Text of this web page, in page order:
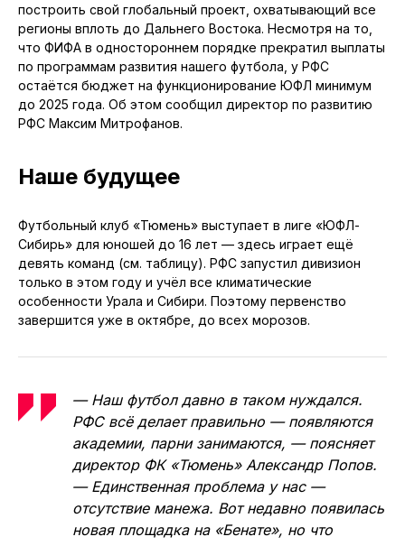
построить свой глобальный проект, охватывающий все
регионы вплоть до Дальнего Востока. Несмотря на то,
что ФИФА в одностороннем порядке прекратил выплаты
по программам развития нашего футбола, у РФС
остаётся бюджет на функционирование ЮФЛ минимум
до 2025 года. Об этом сообщил директор по развитию
РФС Максим Митрофанов.
Наше будущее
Футбольный клуб «Тюмень» выступает в лиге «ЮФЛ-
Сибирь» для юношей до 16 лет — здесь играет ещё
девять команд (см. таблицу). РФС запустил дивизион
только в этом году и учёл все климатические
особенности Урала и Сибири. Поэтому первенство
завершится уже в октябре, до всех морозов.
— Наш футбол давно в таком нуждался.
РФС всё делает правильно — появляются
академии, парни занимаются, — поясняет
директор ФК «Тюмень» Александр Попов.
— Единственная проблема у нас —
отсутствие манежа. Вот недавно появилась
новая площадка на «Бенате», но что